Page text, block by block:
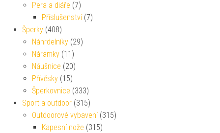
Pera a diáře (7)
Příslušenství (7)
Šperky (408)
Náhrdelníky (29)
Náramky (11)
Náušnice (20)
Přívěsky (15)
Šperkovnice (333)
Sport a outdoor (315)
Outdoorové vybavení (315)
Kapesní nože (315)